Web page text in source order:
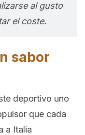
al gusto
el coste.
sabor
deportivo uno
que cada
a Italia